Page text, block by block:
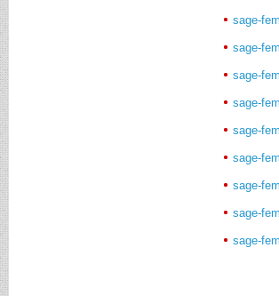
sage-
sage-
sage-
sage-
sage-
sage-
sage-
sage-
sage-